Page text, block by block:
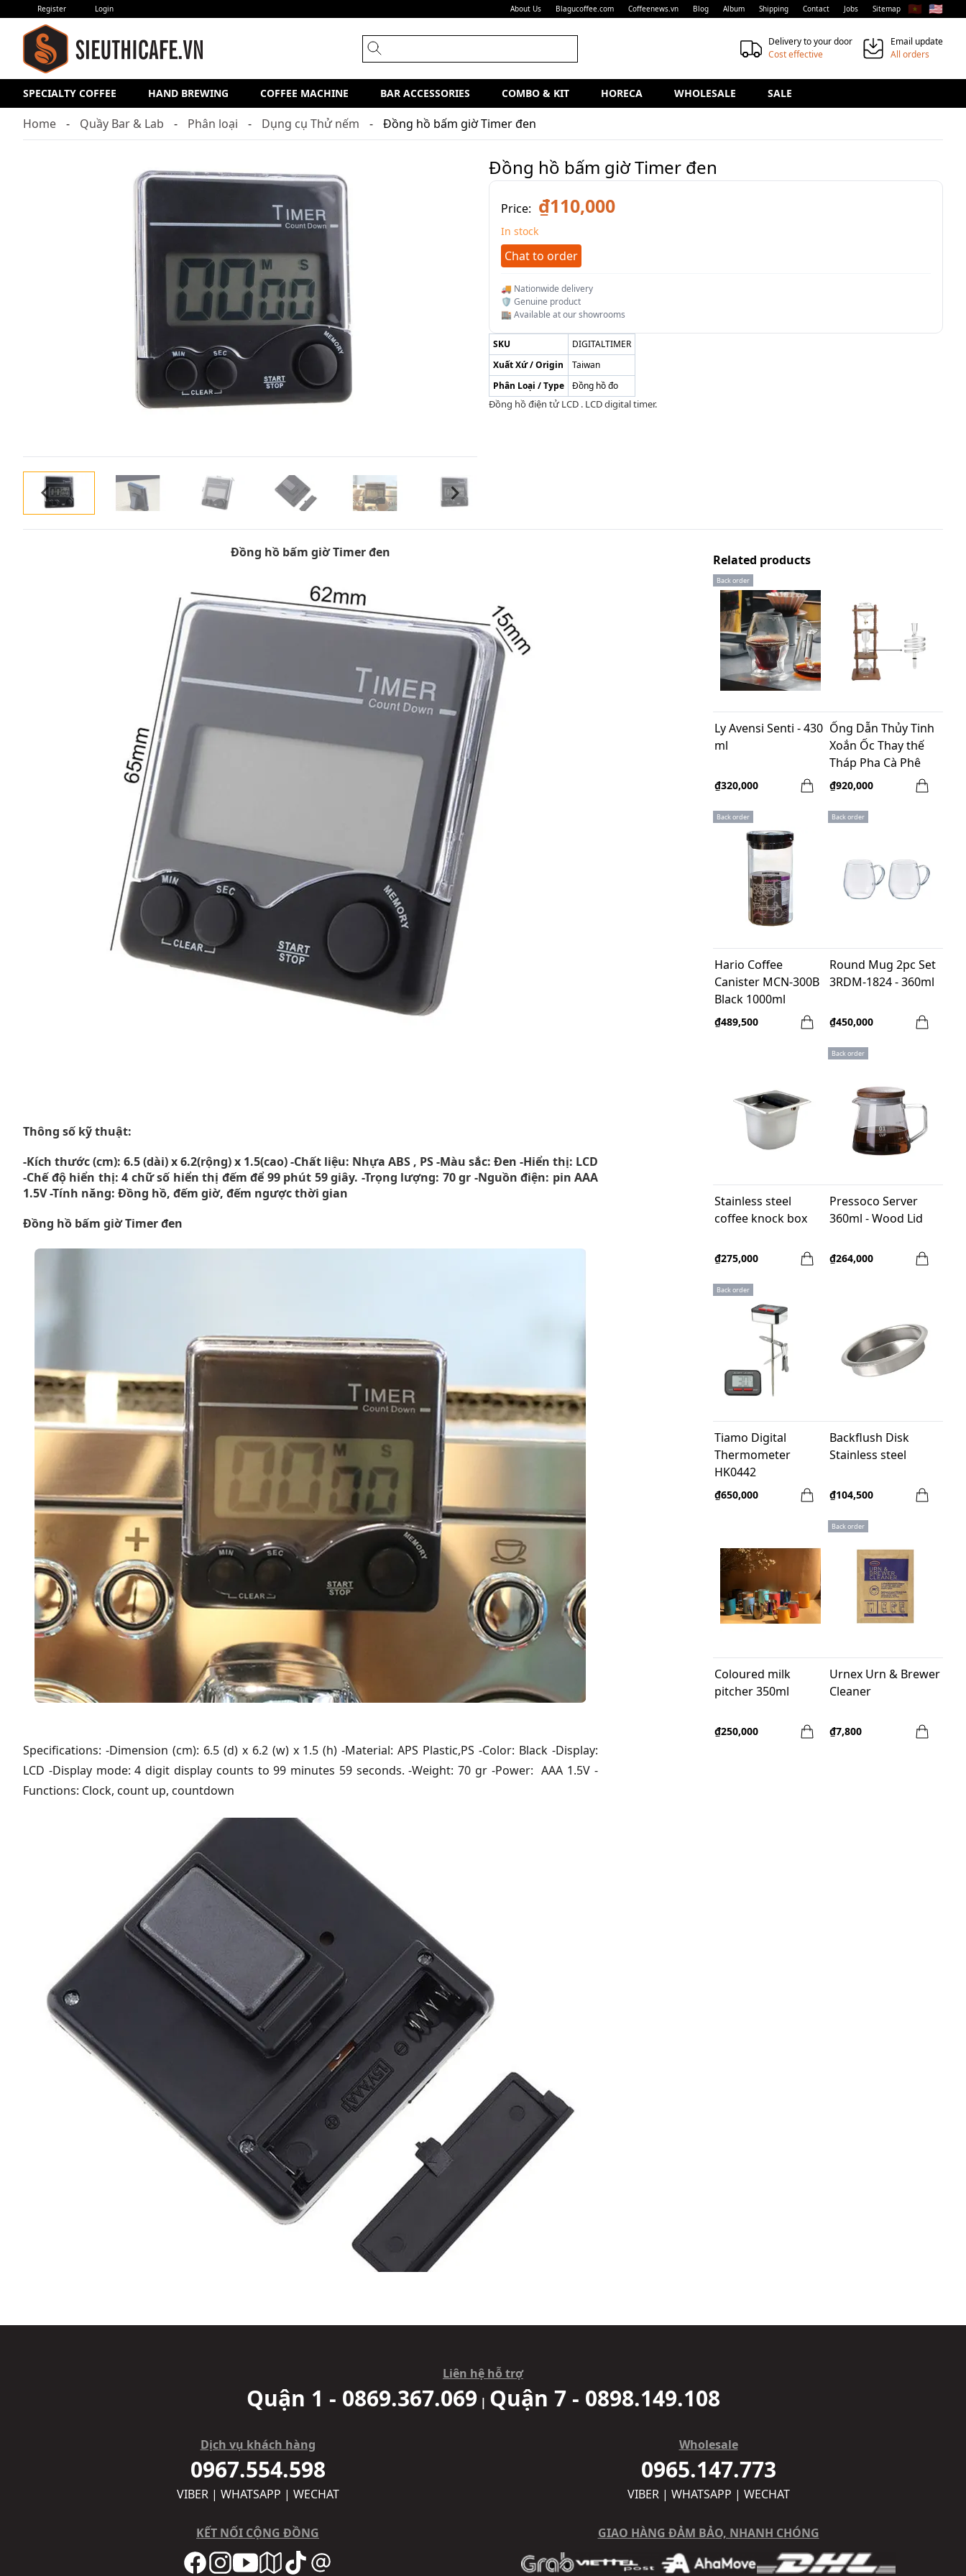
Register Login About Us Blagucoffee.com Coffeenews.vn Blog Album Shipping Contact Jobs Sitemap 🇻🇳 🇺🇸
Delivery to your door
Cost effective
Email update
All orders
SPECIALTY COFFEE HAND BREWING COFFEE MACHINE BAR ACCESSORIES COMBO & KIT HORECA WHOLESALE SALE
Home Quầy Bar & Lab Phân loại Dụng cụ Thử nếm Đồng hồ bấm giờ Timer đen
Đồng hồ bấm giờ Timer đen
Price: ₫110,000
In stock
Chat to order
🚚 Nationwide delivery
🛡️ Genuine product
🏬 Available at our showrooms
SKU
DIGITALTIMER
Xuất Xứ / Origin
Taiwan
Phân Loại / Type
Đồng hồ đo
Đồng hồ điện tử LCD . LCD digital timer.
Đồng hồ bấm giờ Timer đen
Thông số kỹ thuật:
-Kích thước (cm): 6.5 (dài) x 6.2(rộng) x 1.5(cao) -Chất liệu: Nhựa ABS , PS -Màu sắc: Đen -Hiển thị: LCD
-Chế độ hiển thị: 4 chữ số hiển thị đếm để 99 phút 59 giây. -Trọng lượng: 70 gr -Nguồn điện: pin AAA
1.5V -Tính năng: Đồng hồ, đếm giờ, đếm ngược thời gian
Đồng hồ bấm giờ Timer đen
Specifications: -Dimension (cm): 6.5 (d) x 6.2 (w) x 1.5 (h) -Material: APS Plastic,PS -Color: Black -Display:
LCD -Display mode: 4 digit display counts to 99 minutes 59 seconds. -Weight: 70 gr -Power: AAA 1.5V -
Functions: Clock, count up, countdown
Related products
Back order
Ly Avensi Senti - 430
ml
₫320,000
Ống Dẫn Thủy Tinh
Xoắn Ốc Thay thế
Tháp Pha Cà Phê
Lạnh Yama 6 - 8
₫920,000
Back order
Hario Coffee
Canister MCN-300B
Black 1000ml
₫489,500
Back order
Round Mug 2pc Set
3RDM-1824 - 360ml
₫450,000
Stainless steel
coffee knock box
₫275,000
Back order
Pressoco Server
360ml - Wood Lid
₫264,000
Back order
Tiamo Digital
Thermometer
HK0442
₫650,000
Backflush Disk
Stainless steel
₫104,500
Coloured milk
pitcher 350ml
₫250,000
Back order
Urnex Urn & Brewer
Cleaner
₫7,800
Liên hệ hỗ trợ
Quận 1 - 0869.367.069 | Quận 7 - 0898.149.108
Dịch vụ khách hàng
0967.554.598
VIBER | WHATSAPP | WECHAT
Wholesale
0965.147.773
VIBER | WHATSAPP | WECHAT
KẾT NỐI CỘNG ĐỒNG GIAO HÀNG ĐẢM BẢO, NHANH CHÓNG